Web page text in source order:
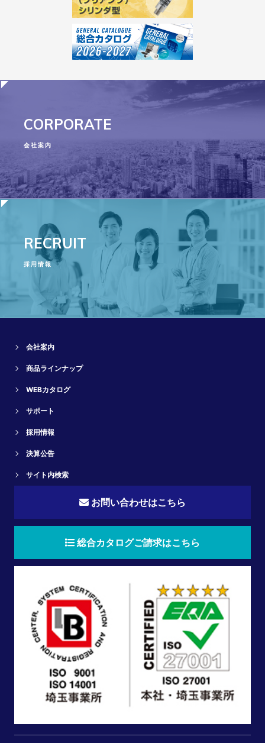
CORPORATE
会社案内
RECRUIT
採用情報
会社案内
商品ラインナップ
WEBカタログ
サポート
採用情報
決算公告
サイト内検索
お問い合わせはこちら
総合カタログご請求はこちら